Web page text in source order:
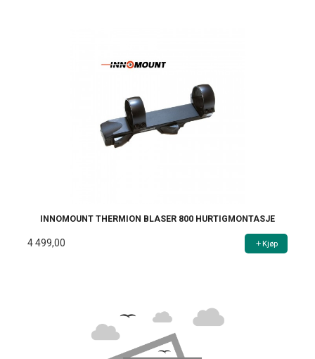
INNOMOUNT THERMION BLASER 800 HURTIGMONTASJE
4 499,00 Kjøp